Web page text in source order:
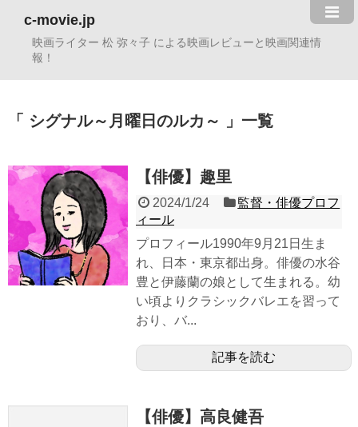
c-movie.jp
映画ライター 松 弥々子 による映画レビューと映画関連情
報！
シグナル～月曜日のルカ～ 一覧
【俳優】趣里
2024/1/24
監督・俳優プロフ
ィール
プロフィール1990年9月21日生ま
れ、日本・東京都出身。俳優の水谷
豊と伊藤蘭の娘として生まれる。幼
い頃よりクラシックバレエを習って
おり、バ...
記事を読む
【俳優】高良健吾